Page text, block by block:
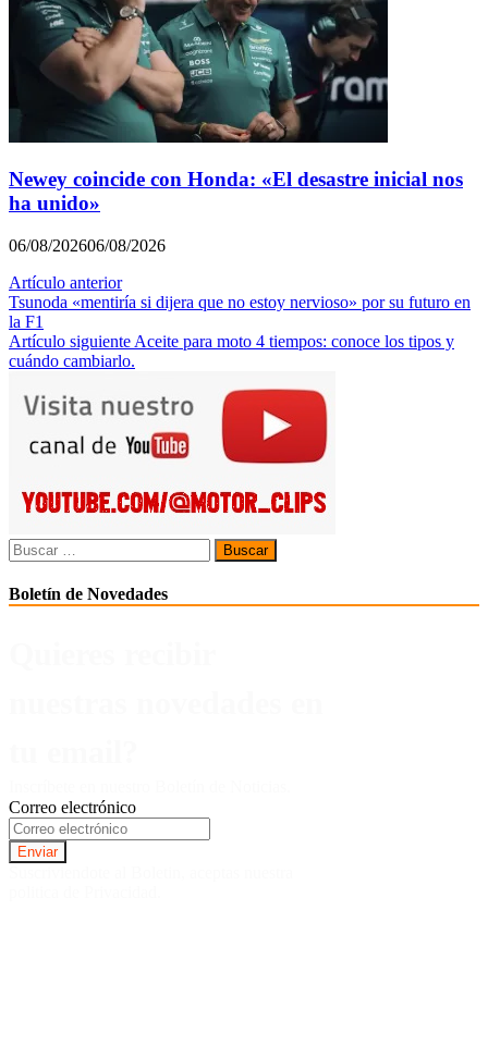
Newey coincide con Honda: «El desastre inicial nos
ha unido»
06/08/202606/08/2026
Navegación
de
entradas
Artículo anterior
Tsunoda «mentiría si dijera que no estoy nervioso» por su futuro en
la F1
Artículo siguiente Aceite para moto 4 tiempos: conoce los tipos y
cuándo cambiarlo.
Buscar:
Boletín de Novedades
Correo electrónico